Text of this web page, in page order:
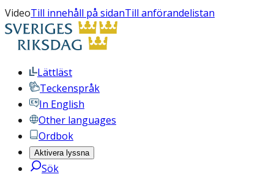
VideoTill innehåll på sidanTill anförandelistan
Lättläst
Teckenspråk
In English
Other languages
Ordbok
Aktivera lyssna
Sök